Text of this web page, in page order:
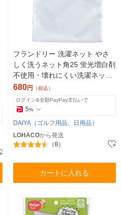
フランドリー 洗濯ネット やさ
しく洗うネット角25 蛍光増白剤
不使用・壊れにくい洗濯ネット
専用ファスナー使用 1個 ダイヤ
680円 （税込）
ログイン&全額PayPay支払いで
5%
DAIYA（ゴルフ用品、日用品）
LOHACOから発送
（8）
カートに入れる